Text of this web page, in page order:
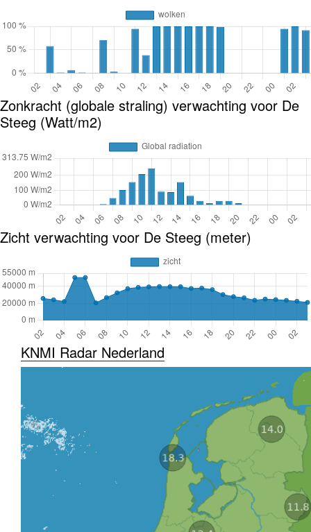
Zonkracht (globale straling) verwachting voor De
Steeg (Watt/m2)
Zicht verwachting voor De Steeg (meter)
KNMI Radar Nederland